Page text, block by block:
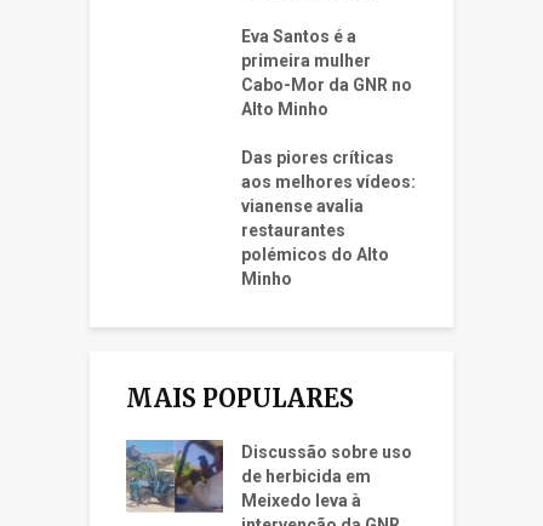
Eva Santos é a
primeira mulher
Cabo-Mor da GNR no
Alto Minho
Das piores críticas
aos melhores vídeos:
vianense avalia
restaurantes
polémicos do Alto
Minho
MAIS POPULARES
Discussão sobre uso
de herbicida em
Meixedo leva à